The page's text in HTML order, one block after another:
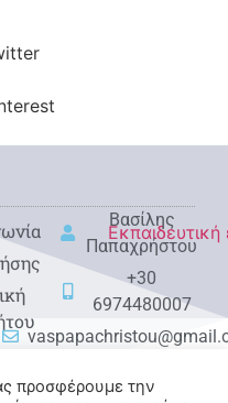
Βασίλης
Παπαχρήστου
+30
6974480007
προσφέρουμε την